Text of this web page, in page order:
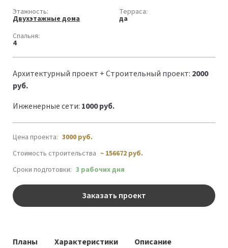
Этажность:
Двухэтажные дома
Терраса:
да
Спальня:
4
Архитектурный проект + Строительный проект: 2000
руб.
Инженерные сети: 1000 руб.
Цена проекта: 3000 руб.
Стоимость строительства ~ 156672 руб.
Сроки подготовки: 3 рабочих дня
Заказать проект
Планы Характеристики Описание